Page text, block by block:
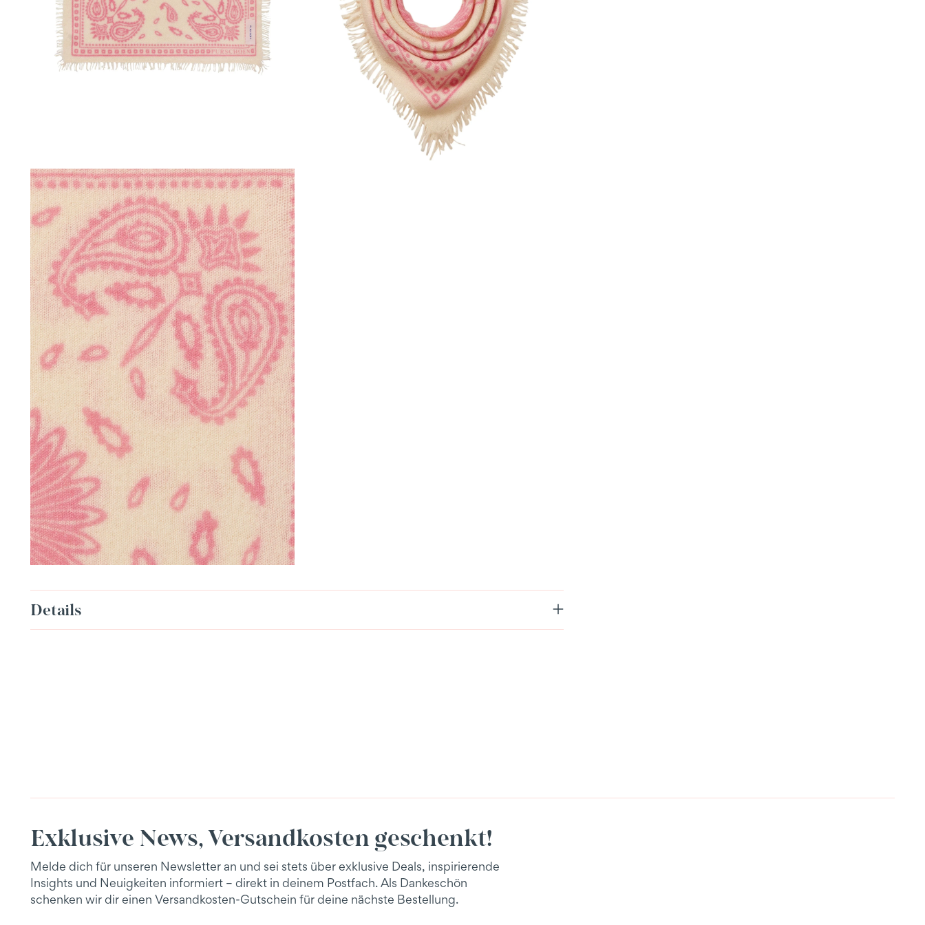
Details
Exklusive News, Versandkosten geschenkt!
Melde dich für unseren Newsletter an und sei stets über exklusive Deals, inspirierende
Insights und Neuigkeiten informiert – direkt in deinem Postfach. Als Dankeschön
schenken wir dir einen Versandkosten-Gutschein für deine nächste Bestellung.